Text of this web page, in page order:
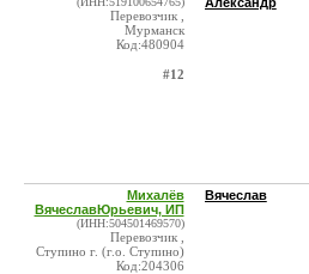
Перевозчик ,
Мурманск
Код:480904
#12
Михалёв
ВячеславЮрьевич, ИП
(ИНН:504501469570)
Перевозчик ,
Ступино г. (г.о. Ступино)
Код:204306
Вячеслав